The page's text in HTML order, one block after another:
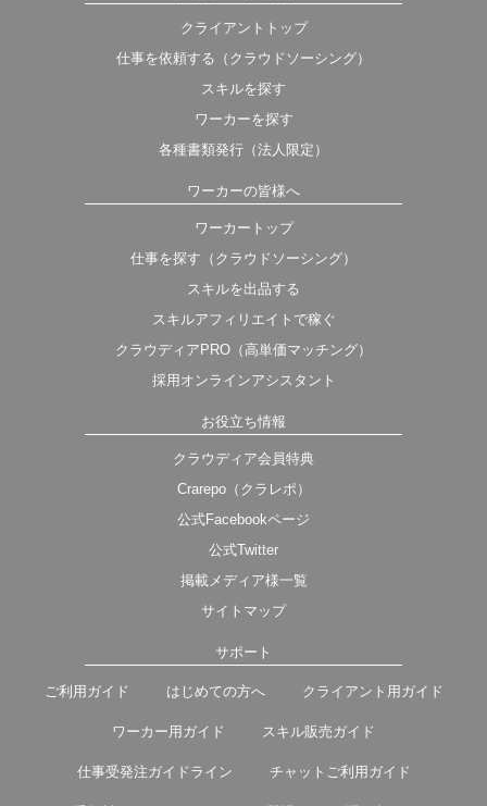
クライアントトップ
仕事を依頼する（クラウドソーシング）
スキルを探す
ワーカーを探す
各種書類発行（法人限定）
ワーカーの皆様へ
ワーカートップ
仕事を探す（クラウドソーシング）
スキルを出品する
スキルアフィリエイトで稼ぐ
クラウディアPRO（高単価マッチング）
採用オンラインアシスタント
お役立ち情報
クラウディア会員特典
Crarepo（クラレポ）
公式Facebookページ
公式Twitter
掲載メディア様一覧
サイトマップ
サポート
ご利用ガイド はじめての方へ クライアント用ガイド
ワーカー用ガイド スキル販売ガイド
仕事受発注ガイドライン チャットご利用ガイド